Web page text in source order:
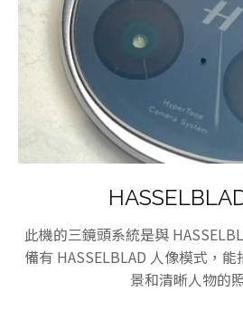
此機的三鏡頭系統是與
備有 HASSELBLAD 人像模式，
景和清晰人物的